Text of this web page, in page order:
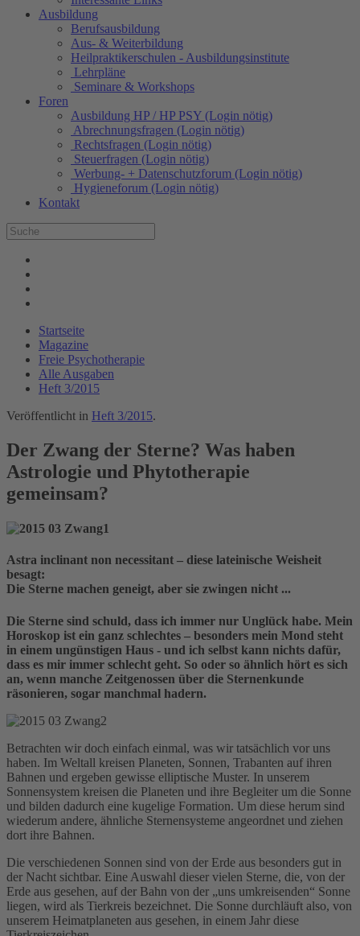
Ausbildung
Berufsausbildung
Aus- & Weiterbildung
Heilpraktikerschulen - Ausbildungsinstitute
Lehrpläne
Seminare & Workshops
Foren
Ausbildung HP / HP PSY (Login nötig)
Abrechnungsfragen (Login nötig)
Rechtsfragen (Login nötig)
Steuerfragen (Login nötig)
Werbung- + Datenschutzforum (Login nötig)
Hygieneforum (Login nötig)
Kontakt
Startseite
Magazine
Freie Psychotherapie
Alle Ausgaben
Heft 3/2015
Veröffentlicht in Heft 3/2015.
Der Zwang der Sterne? Was haben
Astrologie und Phytotherapie
gemeinsam?
Astra inclinant non necessitant – diese lateinische Weisheit
besagt:
Die Sterne machen geneigt, aber sie zwingen nicht ...
Die Sterne sind schuld, dass ich immer nur Unglück habe. Mein
Horoskop ist ein ganz schlechtes – besonders mein Mond steht
in einem ungünstigen Haus - und ich selbst kann nichts dafür,
dass es mir immer schlecht geht. So oder so ähnlich hört es sich
an, wenn manche Zeitgenossen über die Sternenkunde
räsonieren, sogar manchmal hadern.
Betrachten wir doch einfach einmal, was wir tatsächlich vor uns
haben. Im Weltall kreisen Planeten, Sonnen, Trabanten auf ihren
Bahnen und ergeben gewisse elliptische Muster. In unserem
Sonnensystem kreisen die Planeten und ihre Begleiter um die Sonne
und bilden dadurch eine kugelige Formation. Um diese herum sind
wiederum andere, ähnliche Sternensysteme angeordnet und ziehen
dort ihre Bahnen.
Die verschiedenen Sonnen sind von der Erde aus besonders gut in
der Nacht sichtbar. Eine Auswahl dieser vielen Sterne, die, von der
Erde aus gesehen, auf der Bahn von der „uns umkreisenden“ Sonne
liegen, wird als Tierkreis bezeichnet. Die Sonne durchläuft also, von
unserem Heimatplaneten aus gesehen, in einem Jahr diese